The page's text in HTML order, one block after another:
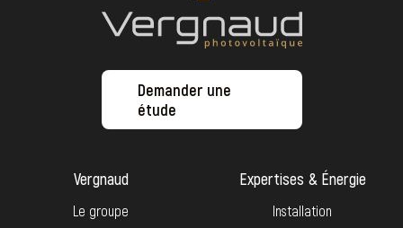
Demander une
étude
Vergnaud
Le groupe
Expertises & Énergie
Installation